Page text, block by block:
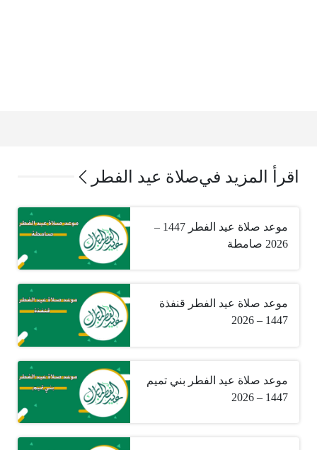
اقرأ المزيد فيصلاة عيد الفطر
موعد صلاة عيد الفطر 1447 –
2026 صامطة
موعد صلاة عيد الفطر قنفذة
1447 – 2026
موعد صلاة عيد الفطر بني تميم
1447 – 2026